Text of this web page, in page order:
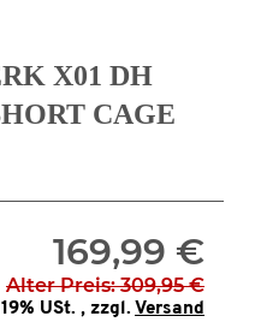
X01 DH
CAGE
169,99 €
Alter Preis: 309,95 €
USt. , zzgl. Versand